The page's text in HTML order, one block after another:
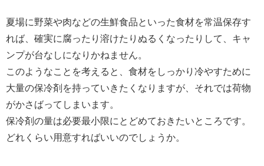
夏場に野菜や肉などの生鮮食品といった食材を常温保存す
れば、確実に腐ったり溶けたりぬるくなったりして、キャ
ンプが台なしになりかねません。
このようなことを考えると、食材をしっかり冷やすために
大量の保冷剤を持っていきたくなりますが、それでは荷物
がかさばってしまいます。
保冷剤の量は必要最小限にとどめておきたいところです。
どれくらい用意すればいいのでしょうか。